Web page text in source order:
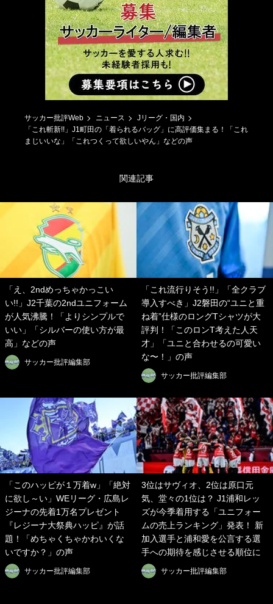
サッカー批評Web ニュース
Jリーグ・国内
「これ斬新!!」J1町田の「着られるバッグ」に高評価集まる！「これ
まじいいな」「これつくって欲しいやん」などの声
関連記事
「え、2ndめっちゃかっこい
い!!」J2千葉の2ndユニフォーム
が人気沸騰！「よりシンプルで
いい」「シルバーの使い方が最
高」などの声
サッカー批評編集部
「これ流行りそう!!」「全クラブ
導入すべき」J2磐田の“ユニと重
ね着”仕様のロングTシャツが大
評判！「このロンT考えた人天
才」「ユニと合わせるの可愛い
な〜！」の声
サッカー批評編集部
「このハッピが１万着w」「絶対
に欲し～い」WEリーグ・広島レ
ジーナの先着1万名プレゼント
『レジーナ大祭典ハッピ』が話
題！「めちゃくちゃかわいくな
いですか？」の声
サッカー批評編集部
3位はサヴィオ、2位は原口元
気、堂々の1位は？ J1浦和レッ
ズが今季着用する「ユニフォー
ムの売上ランキング」発表！ 新
加入選手と浦和愛を公言する選
手への期待を感じさせる順位に
サッカー批評編集部